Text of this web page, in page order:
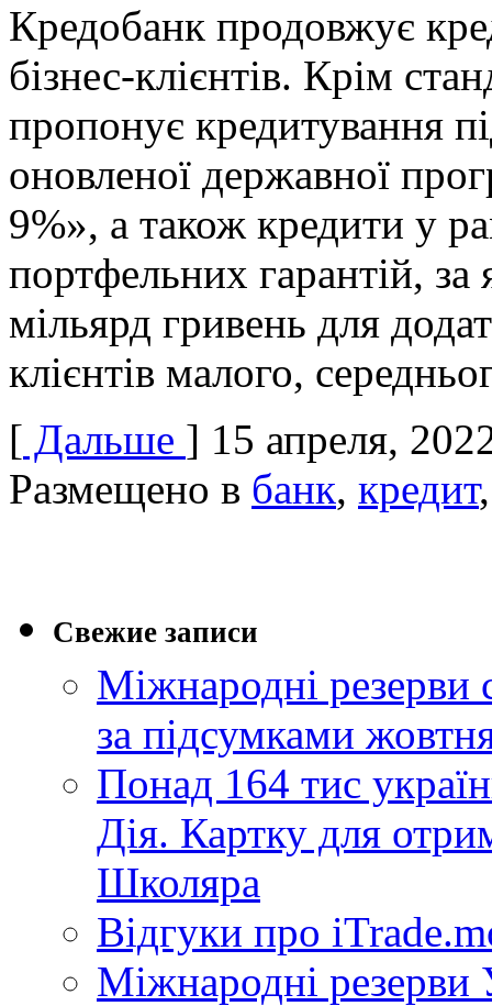
Кредобанк продовжує
бізнес-клієнтів. Крім
пропонує кредитування
оновленої державної
9%», а також кредити у
портфельних гарантій,
мільярд гривень для
клієнтів малого,
[ Дальше ] 15 апреля,
Размещено в банк, кредит
Свежие записи
Міжнародні
за підсумками
Понад 164 тис
Дія. Картку для
Школяра
Відгуки про
Міжнародні резерви